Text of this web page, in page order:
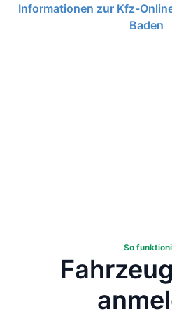
Informationen zur Kfz-
Baden
So